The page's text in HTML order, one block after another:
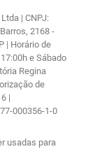
| CNPJ:
2168 -
| Horário de
e Sábado
Regina
de
|
000356-1-0
usadas para